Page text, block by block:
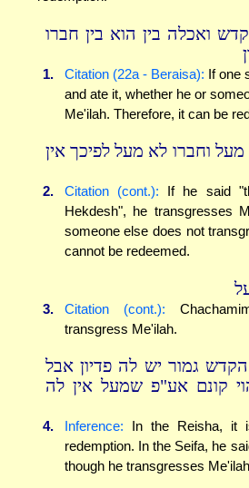
ואכלה בין הוא בין חברו
1. Citation (22a - Beraisa): If one
and ate it, whether he or
Me'ilah. Therefore, it can be
וחברו לא מעל לפיכך אין
2. Citation (cont.): If he said
Hekdesh", he transgresses
someone else does not
cannot be redeemed.
3. Citation (cont.):
transgress Me'ilah.
גמור יש לה פדיון אבל
קונם אע"פ שמעל אין לה
4. Inference: In the Reisha, it
redemption. In the Seifa, he
though he transgresses